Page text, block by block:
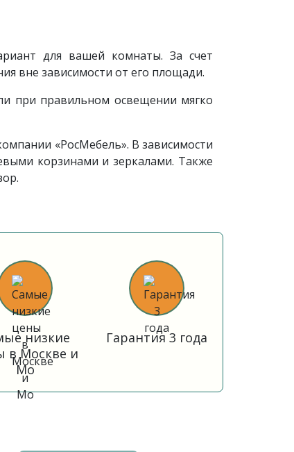
для вашей комнаты. За счет
вне зависимости от его площади.
при правильном освещении мягко
«РосМебель». В зависимости
корзинами и зеркалами. Также
низкие
в Москве и
Мо
Гарантия 3 года